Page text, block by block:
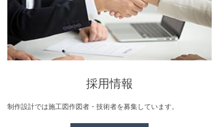
採用情報
制作設計では施工図作図者・技術者を募集しています。